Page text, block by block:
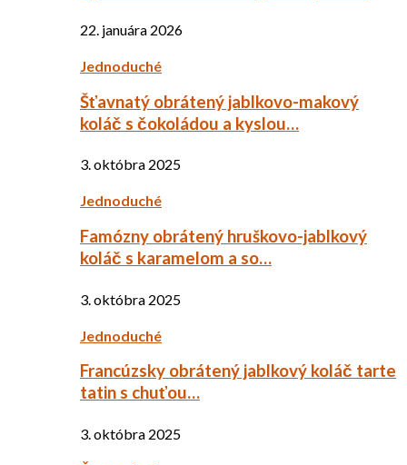
22. januára 2026
Jednoduché
Šťavnatý obrátený jablkovo-makový
koláč s čokoládou a kyslou…
3. októbra 2025
Jednoduché
Famózny obrátený hruškovo-jablkový
koláč s karamelom a so…
3. októbra 2025
Jednoduché
Francúzsky obrátený jablkový koláč tarte
tatin s chuťou…
3. októbra 2025